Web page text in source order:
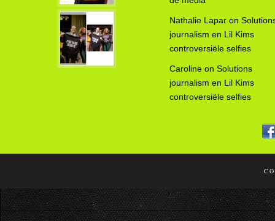
Nathalie Lapar on
journalism en Lil Kims
controversiële selfies
Caroline on Solutions
journalism en Lil Kims
controversiële selfies